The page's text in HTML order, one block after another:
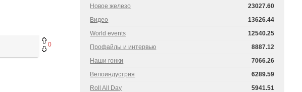
0
Новое железо
23027.60
Видео
13626.44
World events
12540.25
Профайлы и интервью
8887.12
Наши гонки
7066.26
Велоиндустрия
6289.59
Roll All Day
5941.51